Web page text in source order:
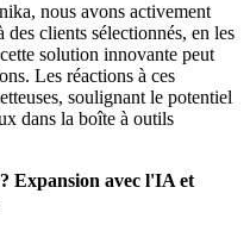
nous avons activement
clients sélectionnés, en les
solution innovante peut
Les réactions à ces
soulignant le potentiel
dans la boîte à outils
Expansion avec l'IA et